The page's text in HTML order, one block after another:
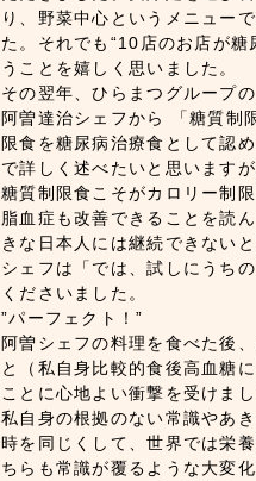
り、野菜中心というメニュー
た。それでも“10店のお店が
うことを嬉しく思いました。
その翌年、ひらまつグループ
阿曽達治シェフから 「糖質制
限食を糖尿病治療食として認
で詳しく述べたいと思います
糖質制限食こそがカロリー制
脂血症も改善できることを読
きな日本人には継続できない
シェフは「では、試しにうち
くださいました。
”パーフェクト！”
阿曽シェフの料理を食べた後
と（私自身比較的食後高血糖
ことに心地よい衝撃を受けま
私自身の根拠のない常識やあ
時を同じくして、世界では栄
ちらも常識が覆るような大変